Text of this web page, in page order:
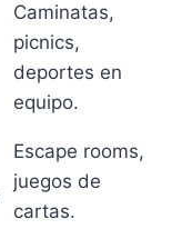
Caminatas,
picnics,
deportes en
equipo.
Escape rooms,
juegos de
cartas.